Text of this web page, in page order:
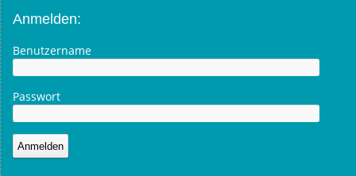
Anmelden:
Benutzername
Passwort